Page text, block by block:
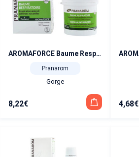
AROMAFORCE Baume Respiratoire BIO 80 ml
Pranarom
Gorge
8,22€ 4,68€